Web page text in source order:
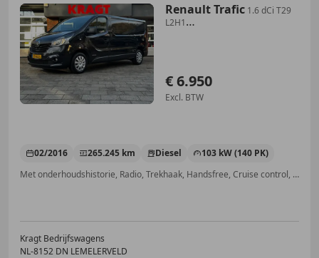
Renault Trafic 1.6 dCi T29
L2H1
€ 6.950
Excl. BTW
02/2016 265.245 km Diesel
103 kW (140 PK)
Met onderhoudshistorie, Radio, Trekhaak, Handsfree, Cruise control, Navigatiesysteem, Boordcomputer, Mistlampen
Kragt Bedrijfswagens
NL-8152 DN LEMELERVELD